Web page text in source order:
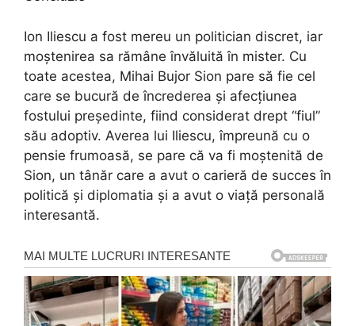
Ion Iliescu a fost mereu un politician discret, iar
moștenirea sa rămâne învăluită în mister. Cu
toate acestea, Mihai Bujor Sion pare să fie cel
care se bucură de încrederea și afecțiunea
fostului președinte, fiind considerat drept “fiul”
său adoptiv. Averea lui Iliescu, împreună cu o
pensie frumoasă, se pare că va fi moștenită de
Sion, un tânăr care a avut o carieră de succes în
politică și diplomatia și a avut o viață personală
interesantă.